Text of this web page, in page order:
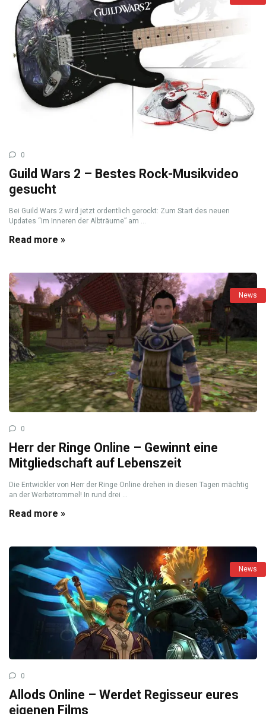
0
Guild Wars 2 – Bestes Rock-Musikvideo
gesucht
Bei Guild Wars 2 wird jetzt ordentlich gerockt: Zum Start des neuen
Updates “Im Inneren der Albträume” am ...
Read more »
News
0
Herr der Ringe Online – Gewinnt eine
Mitgliedschaft auf Lebenszeit
Die Entwickler von Herr der Ringe Online drehen in diesen Tagen mächtig
an der Werbetrommel! In rund drei ...
Read more »
News
0
Allods Online – Werdet Regisseur eures
eigenen Films